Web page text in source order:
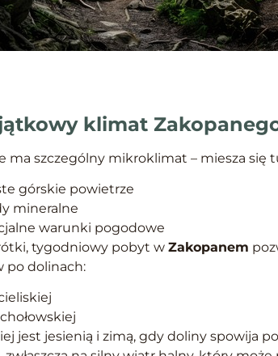
klimat
ma szczególny mikroklimat – miesza się
górskie powietrze
mineralne
warunki pogodowe
tygodniowy pobyt w Zakopanem
po dolinach:
jest jesienią i zimą, gdy doliny spowija